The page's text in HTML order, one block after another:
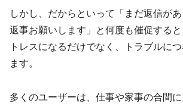
しかし、だからといって「まだ返信が
返事お願いします」と何度も催促する
トレスになるだけでなく、トラブルに
ます。
多くのユーザーは、仕事や家事の合間